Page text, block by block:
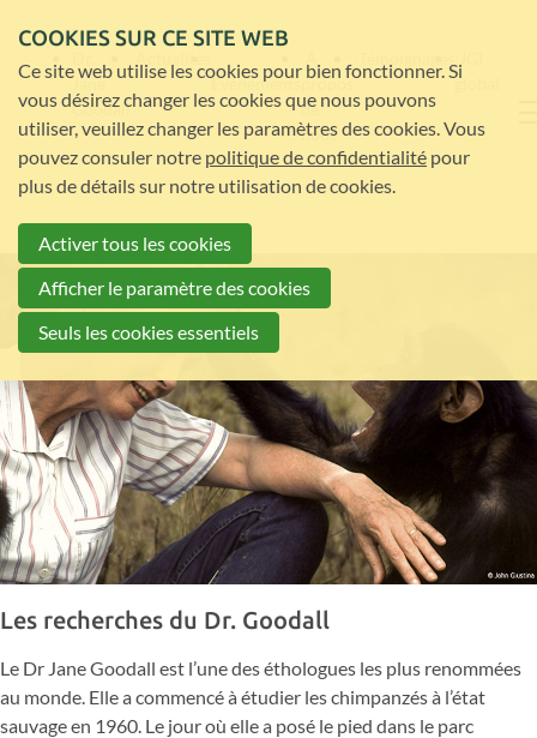
Jane
Goodall
Évènements propos
de
nous
global
Les recherches du Dr. Goodall
Le Dr Jane Goodall est l’une des éthologues les plus renommées
au monde. Elle a commencé à étudier les chimpanzés à l’état
sauvage en 1960. Le jour où elle a posé le pied dans le parc
COOKIES SUR CE SITE WEB
Ce site web utilise les cookies pour bien fonctionner. Si
vous désirez changer les cookies que nous pouvons
utiliser, veuillez changer les paramètres des cookies. Vous
pouvez consuler notre politique de confidentialité pour
plus de détails sur notre utilisation de cookies.
Activer tous les cookies
Afficher le paramètre des cookies
Seuls les cookies essentiels